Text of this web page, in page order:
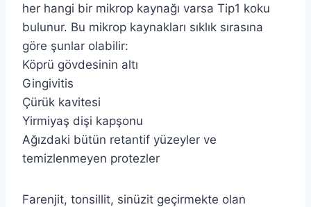
her hangi bir mikrop kaynağı varsa Tip1 koku
bulunur. Bu mikrop kaynakları sıklık sırasına
göre şunlar olabilir:
Köprü gövdesinin altı
Gingivitis
Çürük kavitesi
Yirmiyaş dişi kapşonu
Ağızdaki bütün retantif yüzeyler ve
temizlenmeyen protezler
Farenjit, tonsillit, sinüzit geçirmekte olan